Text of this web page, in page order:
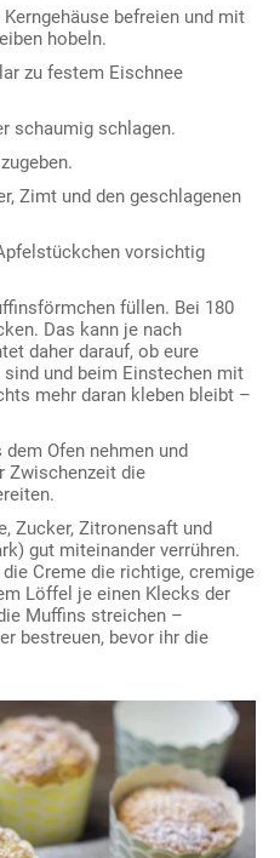
befreien und mit
hobeln.
zu festem Eischnee
schaumig schlagen.
Zimt und den geschlagenen
vorsichtig
füllen. Bei 180
Das kann je nach
daher darauf, ob eure
und beim Einstechen mit
mehr daran kleben bleibt –
Ofen nehmen und
Zwischenzeit die
Zucker, Zitronensaft und
gut miteinander verrühren.
Creme die richtige, cremige
Löffel je einen Klecks der
Muffins streichen –
bestreuen, bevor ihr die